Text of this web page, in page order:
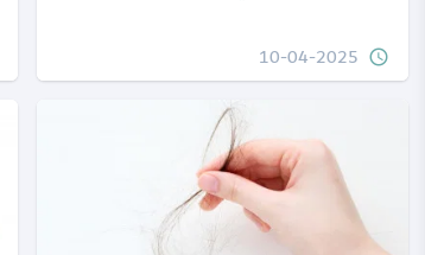
query_builder
10-04-2025